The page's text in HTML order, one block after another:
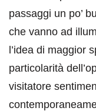
passaggi un po’
che vanno ad
l’idea di maggior
particolarità
visitatore